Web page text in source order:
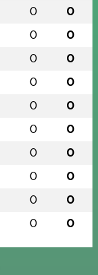
0 0
0 0
0 0
0 0
0 0
0 0
0 0
0 0
0 0
0 0